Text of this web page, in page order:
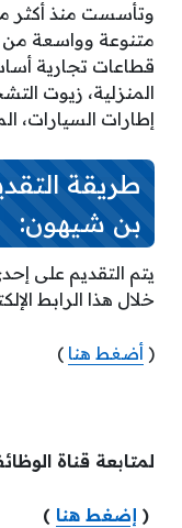
متنوعة وواسعة
قطاعات تجارية
المنزلية، زيوت
إطارات السيارات،
طريقة
بن شيهون:
يتم التقديم على
خلال هذا الرابط
( أضغط هنا )
لمتابعة قناة
( إضغط هنا )